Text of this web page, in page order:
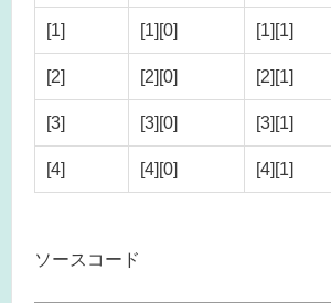
[1] [1][0] [1][1]
[2] [2][0] [2][1]
[3] [3][0] [3][1]
[4] [4][0] [4][1]
ソースコード